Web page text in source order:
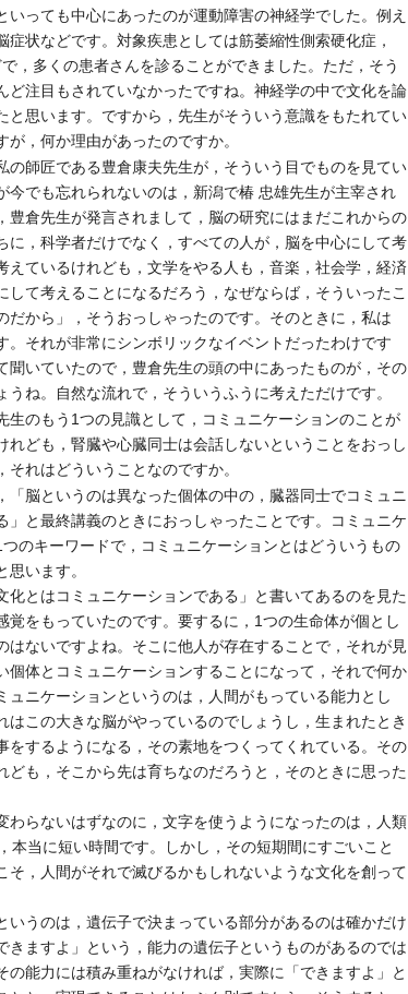
っても中心にあったのが運動障害の神経学でした。例え
状などです。対象疾患としては筋萎縮性側索硬化症，
，多くの患者さんを診ることができました。ただ，そう
ど注目もされていなかったですね。神経学の中で文化を論
と思います。ですから，先生がそういう意識をもたれてい
，何か理由があったのですか。
師匠である豊倉康夫先生が，そういう目でものを見てい
今でも忘れられないのは，新潟で椿 忠雄先生が主宰され
豊倉先生が発言されまして，脳の研究にはまだこれからの
に，科学者だけでなく，すべての人が，脳を中心にして考
えているけれども，文学をやる人も，音楽，社会学，経済
て考えることになるだろう，なぜならば，そういったこ
だから」，そうおっしゃったのです。そのときに，私は
。それが非常にシンボリックなイベントだったわけです
聞いていたので，豊倉先生の頭の中にあったものが，その
ね。自然な流れで，そういうふうに考えただけです。
のもう1つの見識として，コミュニケーションのことが
れども，腎臓や心臓同士は会話しないということをおっし
れはどういうことなのですか。
脳というのは異なった個体の中の，臓器同士でコミュニ
」と最終講義のときにおっしゃったことです。コミュニケ
のキーワードで，コミュニケーションとはどういうもの
います。
とはコミュニケーションである」と書いてあるのを見た
覚をもっていたのです。要するに，1つの生命体が個とし
はないですよね。そこに他人が存在することで，それが見
個体とコミュニケーションすることになって，それで何か
ュニケーションというのは，人間がもっている能力とし
はこの大きな脳がやっているのでしょうし，生まれたとき
をするようになる，その素地をつくってくれている。その
ども，そこから先は育ちなのだろうと，そのときに思った
らないはずなのに，文字を使うようになったのは，人類
本当に短い時間です。しかし，その短期間にすごいこと
そ，人間がそれで滅びるかもしれないような文化を創って
うのは，遺伝子で決まっている部分があるのは確かだけ
きますよ」という，能力の遺伝子というものがあるのでは
の能力には積み重ねがなければ，実際に「できますよ」と